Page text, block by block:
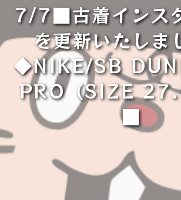
7/7■古着インス
を更新いたしま
◆NIKE/SB
PRO（SIZE
■